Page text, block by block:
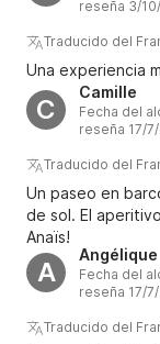
reseña 3/
Traducido del
Una experiencia
C
Camille
Fecha del
reseña 17/
Traducido del
Un paseo en
de sol. El
Anaïs!
A
Angélique
Fecha del
reseña 17/
Traducido del